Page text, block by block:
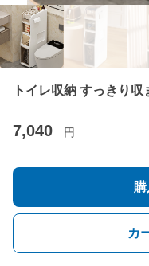
トイレ収納 すっきり
7,040 円
カ